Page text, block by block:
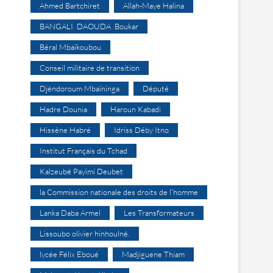
Ahmed Bartchiret Allah-Maye Halina
BANGALI DAOUDA Boukar
Béral Mbaïkoubou
Conseil militaire de transition
Djéndoroum Mbaïninga Député
Hadre Dounia Haroun Kabadi
Hissène Habré Idriss Déby Itno
Institut Français du Tchad
Kalzeubé Payimi Deubet
la Commission nationale des droits de l’homme
Lanka Daba Armel Les Transformateurs
Lissoubo olivier hinhoulné.
lycée Félix Eboué Madjiguene Thiam